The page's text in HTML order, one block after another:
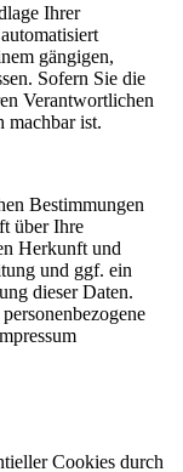
Ihrer
gängigen,
Sofern Sie die
Verantwortlichen
machbar ist.
Bestimmungen
über Ihre
Herkunft und
und ggf. ein
dieser Daten.
Cookies durch